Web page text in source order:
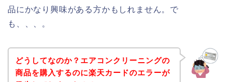
品にかなり興味がある方かもしれません。で
も、、、。
どうしてなのか？エアコンクリーニングの
商品を購入するのに楽天カードのエラーが